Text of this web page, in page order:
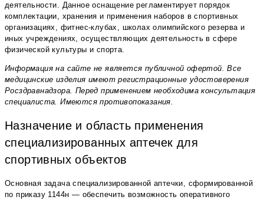
деятельности. Данное оснащение регламентирует порядок
комплектации, хранения и применения наборов в спортивных
организациях, фитнес-клубах, школах олимпийского резерва и
иных учреждениях, осуществляющих деятельность в сфере
физической культуры и спорта.
Информация на сайте не является публичной офертой. Все
медицинские изделия имеют регистрационные удостоверения
Росздравнадзора. Перед применением необходима консультация
специалиста. Имеются противопоказания.
Назначение и область применения
специализированных аптечек для
спортивных объектов
Основная задача специализированной аптечки, сформированной
по приказу 1144н — обеспечить возможность оперативного